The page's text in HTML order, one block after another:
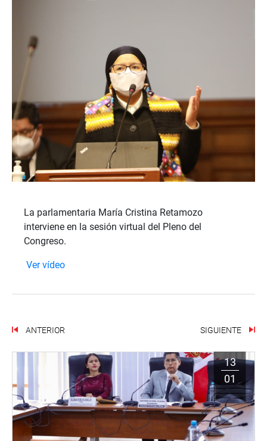
La parlamentaria María Cristina Retamozo
interviene en la sesión virtual del Pleno del
Congreso.
Ver vídeo
ANTERIOR SIGUIENTE
13
01